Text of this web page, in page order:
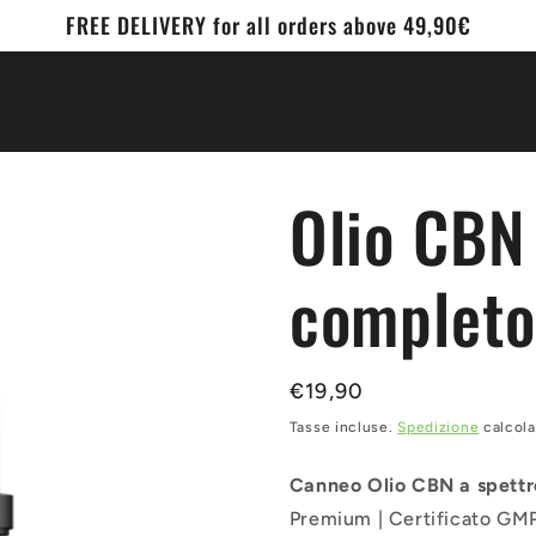
FREE DELIVERY for all orders above 49,90€
Olio
completo
Prezzo
normale
€19,90
Tasse incluse.Spedizione
Canneo Olio CBN a
Premium | Certificato